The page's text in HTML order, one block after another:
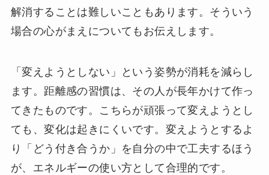
解消することは難しいこともあります。そういう
場合の心がまえについてもお伝えします。
「変えようとしない」という姿勢が消耗を減らし
ます。距離感の習慣は、その人が長年かけて作っ
てきたものです。こちらが頑張って変えようとし
ても、変化は起きにくいです。変えようとするよ
り「どう付き合うか」を自分の中で工夫するほう
が、エネルギーの使い方として合理的です。